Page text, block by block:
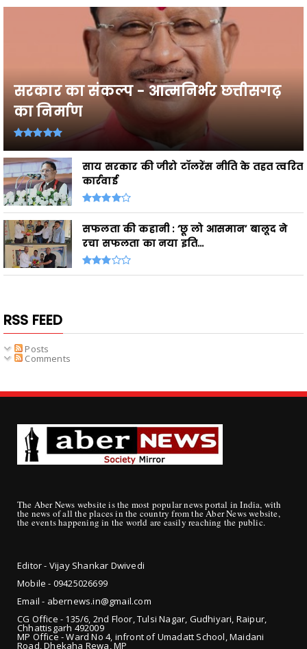
सरकार का संकल्प - आत्मनिर्भर छत्तीसगढ़
का निर्माण
साय सरकार की जीरो टॉलरेंस नीति के तहत त्वरित
कार्रवाई
सफलता की कहानी : ‘छू लो आसमान’ बालूद ने
रचा सफलता का नया इति...
RSS FEED
Posts
Comments
The Aber News website is the most popular news portal in India, with
the news of all the places in the country from the Aber News website,
the events happening in the world are easily reaching the public.
Editor - Vijay Shankar Dwivedi
Mobile - 09425026699
Email - abernews.in@gmail.com
CG Office - 135/6, 2nd Floor, Tulsi Nagar, Gudhiyari, Raipur,
Chhattisgarh 492009
MP Office - Ward No 4, infront of Umadatt School, Maidani
Road, Dhekaha Rewa, MP